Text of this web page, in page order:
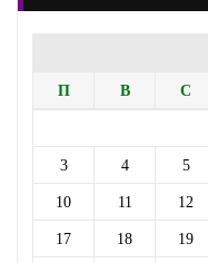
П В С
3 4 5
10 11 12
17 18 19